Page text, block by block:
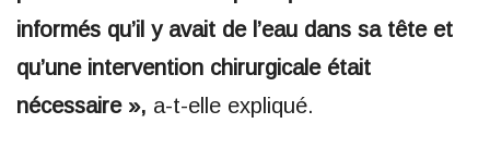
informés qu’il y avait de l’eau dans sa tête et
qu’une intervention chirurgicale était
nécessaire », a-t-elle expliqué.